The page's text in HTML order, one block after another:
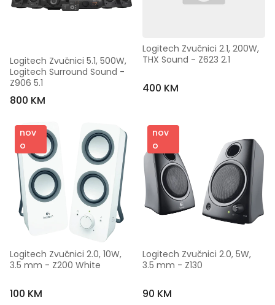
Logitech Zvučnici 5.1, 500W,
Logitech Surround Sound -
Z906 5.1
800 KM
Logitech Zvučnici 2.1, 200W,
THX Sound - Z623 2.1
400 KM
nov
o
Logitech Zvučnici 2.0, 10W,
3.5 mm - Z200 White
100 KM
nov
o
Logitech Zvučnici 2.0, 5W,
3.5 mm - Z130
90 KM